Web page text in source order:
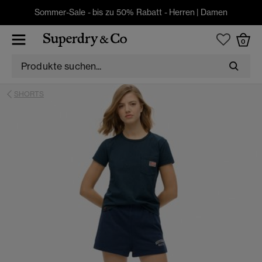
Sommer-Sale - bis zu 50% Rabatt - Herren | Damen
0
SHORTS